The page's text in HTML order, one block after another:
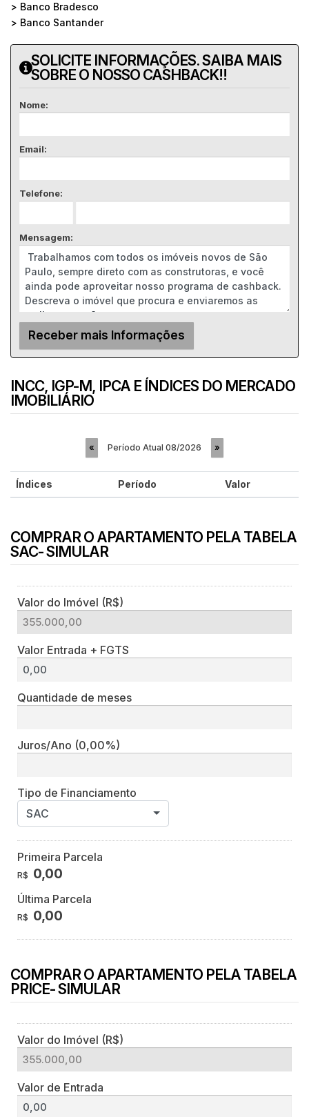
> Banco Bradesco
> Banco Santander
SOLICITE INFORMAÇÕES. SAIBA MAIS
SOBRE O NOSSO CASHBACK!!
Nome:
Email:
Telefone:
Mensagem:
INCC, IGP-M, IPCA E ÍNDICES DO MERCADO
IMOBILIÁRIO
« Período Atual 08/2026 »
Índices Período Valor
COMPRAR O APARTAMENTO PELA TABELA
SAC- SIMULAR
Valor do Imóvel (R$)
Valor Entrada + FGTS
Quantidade de meses
Juros/Ano (0,00%)
Tipo de Financiamento
SAC
Primeira Parcela
R$ 0,00
Última Parcela
R$ 0,00
COMPRAR O APARTAMENTO PELA TABELA
PRICE- SIMULAR
Valor do Imóvel (R$)
Valor de Entrada